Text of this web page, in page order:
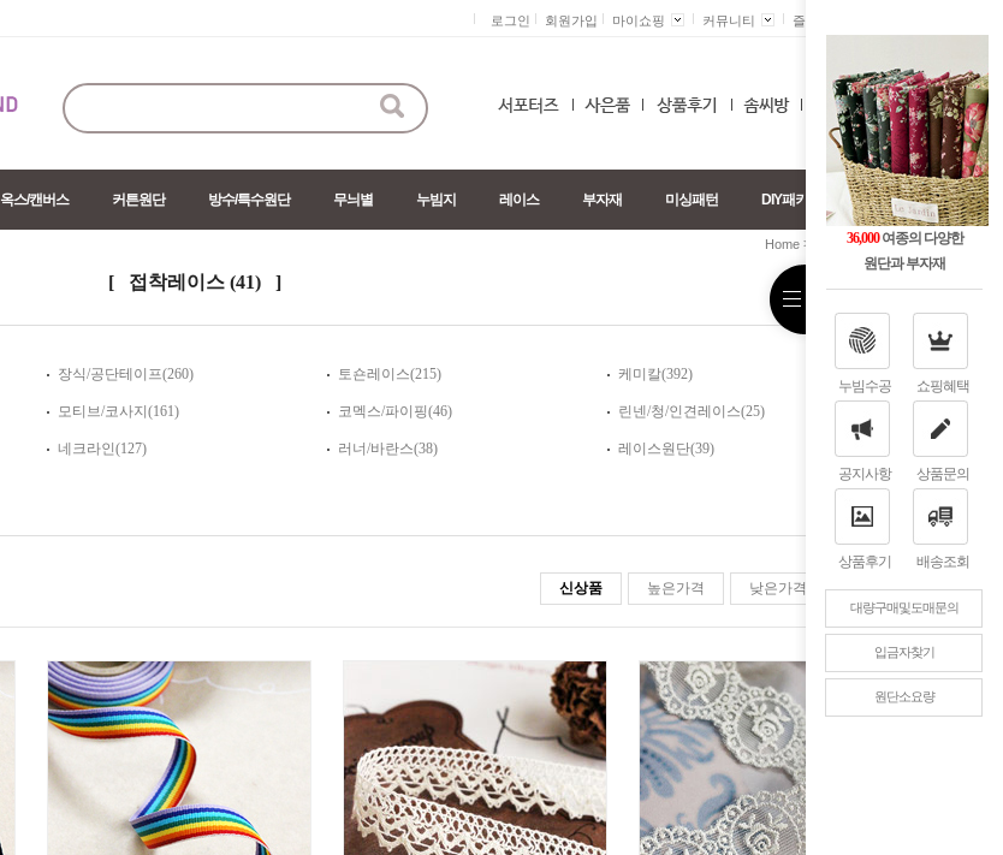
36,000여종의 다양한
원단과 부자재
누빔수공 쇼핑혜택
공지사항 상품문의
상품후기 배송조회
대량구매및도매문의
입금자찾기
원단소요량
로그인 회원가입 마이쇼핑 커뮤니티 즐겨찾기 +
0
옥스/캔버스 커튼원단 방수/특수원단 무늬별 누빔지 레이스 부자재 미싱패턴 DIY패키지
Home > 레이스>접착레이스
[ 접착레이스 (41) ]
장식/공단테이프(260) 토숀레이스(215) 케미칼(392)
모티브/코사지(161) 코멕스/파이핑(46) 린넨/청/인견레이스(25)
네크라인(127) 러너/바란스(38) 레이스원단(39)
신상품 높은가격 낮은가격 판매순위